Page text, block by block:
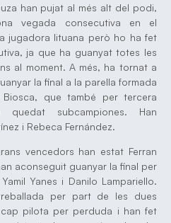
han pujat al més alt del podi,
vegada consecutiva en el
jugadora lituana però ho ha fet
ja que ha guanyat totes les
al moment. A més, ha tornat a
la final a la parella formada
que també per tercera
quedat subcampiones. Han
i Rebeca Fernández.
vencedors han estat Ferran
aconseguit guanyar la final per
Yanes i Danilo Lampariello.
per part de les dues
pilota per perduda i han fet